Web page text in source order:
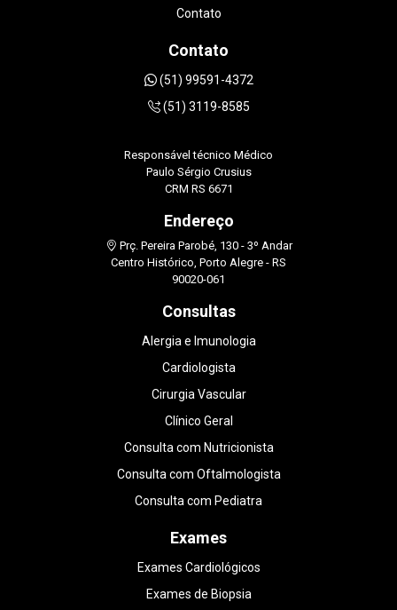
Contato
Contato
(51) 99591-4372
(51) 3119-8585
Responsável técnico Médico
Paulo Sérgio Crusius
CRM RS 6671
Endereço
Prç. Pereira Parobé, 130 - 3º Andar
Centro Histórico, Porto Alegre - RS
90020-061
Consultas
Alergia e Imunologia
Cardiologista
Cirurgia Vascular
Clínico Geral
Consulta com Nutricionista
Consulta com Oftalmologista
Consulta com Pediatra
Exames
Exames Cardiológicos
Exames de Biopsia